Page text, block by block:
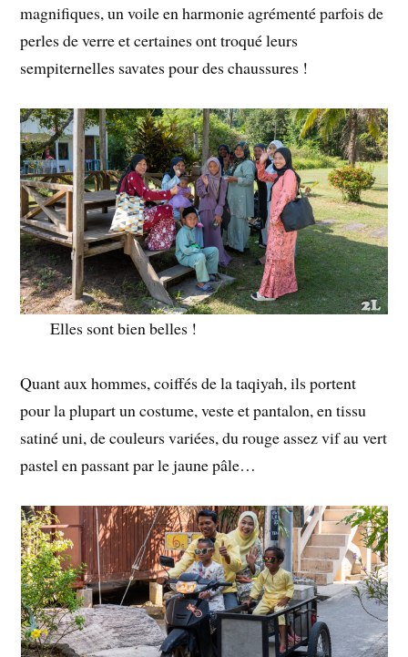
magnifiques, un voile en harmonie agrémenté parfois de
perles de verre et certaines ont troqué leurs
sempiternelles savates pour des chaussures !
Elles sont bien belles !
Quant aux hommes, coiffés de la taqiyah, ils portent
pour la plupart un costume, veste et pantalon, en tissu
satiné uni, de couleurs variées, du rouge assez vif au vert
pastel en passant par le jaune pâle…